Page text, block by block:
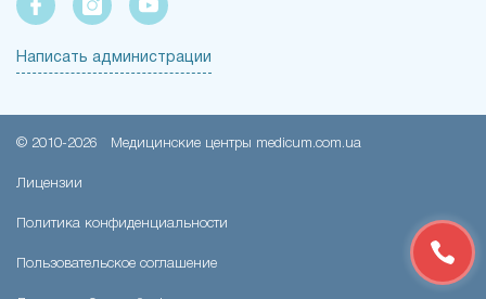
Написать администрации
© 2010-2026 Медицинские центры medicum.com.ua
Лицензии
Политика конфиденциальности
Пользовательское соглашение
ЗАКАЗАТЬ
ЗВОНОК